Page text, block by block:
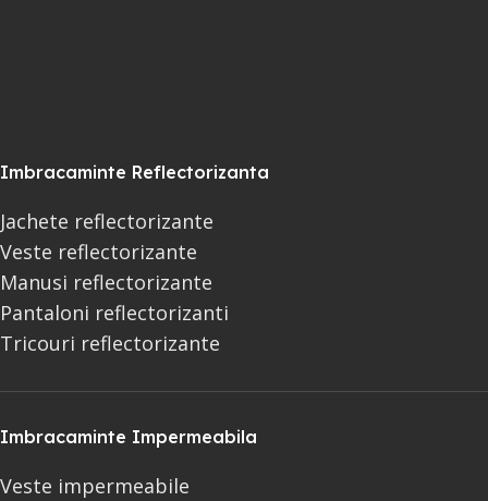
Imbracaminte Reflectorizanta
Jachete reflectorizante
Veste reflectorizante
Manusi reflectorizante
Pantaloni reflectorizanti
Tricouri reflectorizante
Imbracaminte Impermeabila
Veste impermeabile